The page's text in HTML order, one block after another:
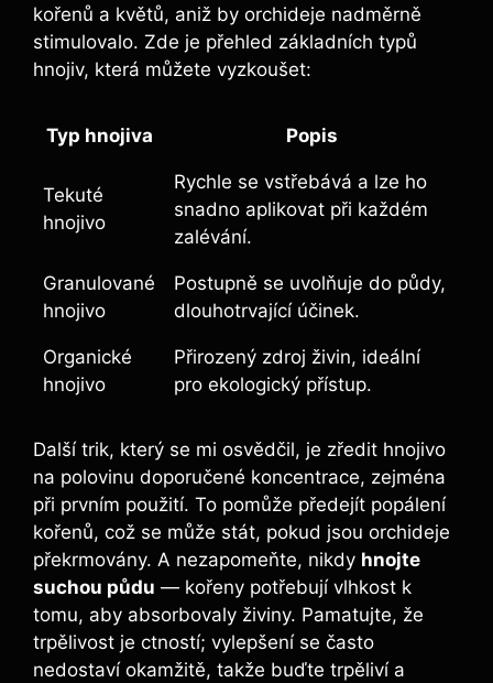
‌kořenů a květů, aniž by orchideje nadměrně
stimulovalo. Zde ‌je‌ přehled základních typů
hnojiv,⁢ která můžete vyzkoušet:
Typ hnojiva Popis
Tekuté
hnojivo
Rychle se vstřebává a lze⁢ ho
snadno aplikovat při ​každém
zalévání.
Granulované
hnojivo
Postupně se uvolňuje do půdy,
dlouhotrvající účinek.
Organické
hnojivo
Přirozený zdroj živin, ideální
pro ​ekologický ⁤přístup.
Další trik, který ‌se‌ mi osvědčil, je ‌zředit hnojivo
na​ polovinu doporučené koncentrace, zejména
při prvním použití. To⁢ pomůže ​předejít popálení
kořenů, což se může stát, pokud jsou orchideje
překrmovány. A nezapomeňte, ​nikdy hnojte
suchou půdu — kořeny potřebují ⁢vlhkost k
tomu, ​aby absorbovaly živiny.⁤ Pamatujte, že
trpělivost je ctností; vylepšení se často
nedostaví okamžitě, takže⁤ buďte ⁣trpěliví a